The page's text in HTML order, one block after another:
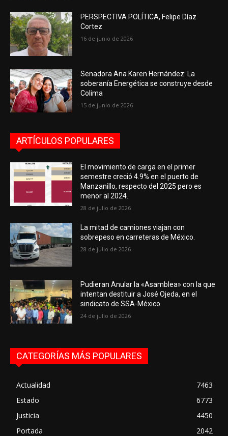
PERSPECTIVA POLÍTICA, Felipe Díaz
Cortez
16 de junio de 2026
Senadora Ana Karen Hernández: La
soberanía Energética se construye desde
Colima
15 de junio de 2026
ARTÍCULOS POPULARES
El movimiento de carga en el primer
semestre creció 4.9% en el puerto de
Manzanillo, respecto del 2025 pero es
menor al 2024.
28 de julio de 2026
La mitad de camiones viajan con
sobrepeso en carreteras de México.
28 de julio de 2026
Pudieran Anular la «Asamblea» con la que
intentan destituir a José Ojeda, en el
sindicato de SSA-México.
24 de julio de 2026
CATEGORÍAS MÁS POPULARES
Actualidad
7463
Estado
6773
Justicia
4450
Portada
2042